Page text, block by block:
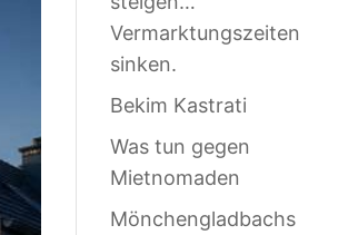
Vermarktungszeiten
sinken.
Bekim Kastrati
Was tun gegen
Mietnomaden
Mönchengladbachs